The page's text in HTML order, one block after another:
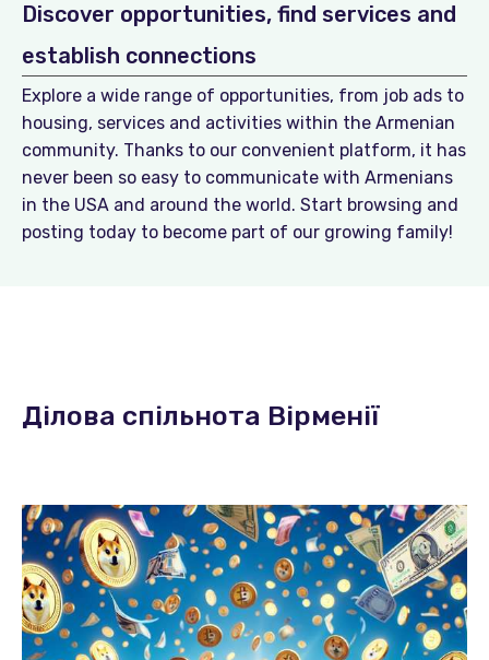
Discover opportunities, find services and
establish connections
Explore a wide range of opportunities, from job ads to
housing, services and activities within the Armenian
community. Thanks to our convenient platform, it has
never been so easy to communicate with Armenians
in the USA and around the world. Start browsing and
posting today to become part of our growing family!
Ділова спільнота Вірменії